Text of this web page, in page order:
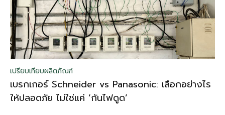
เปรียบเทียบผลิตภัณฑ์
เบรกเกอร์ Schneider vs Panasonic: เลือกอย่างไร
ให้ปลอดภัย ไม่ใช่แค่ ‘กันไฟดูด’